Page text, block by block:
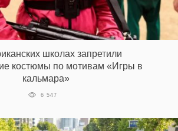
школах запретили
костюмы по мотивам «Игры в
кальмара»
6 547